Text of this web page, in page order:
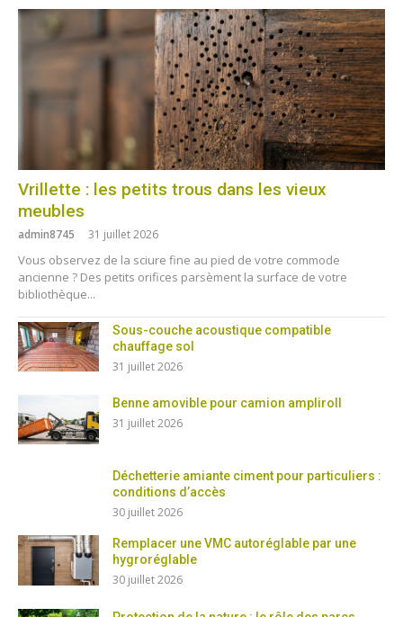
Vrillette : les petits trous dans les vieux
meubles
admin8745 31 juillet 2026
Vous observez de la sciure fine au pied de votre commode
ancienne ? Des petits orifices parsèment la surface de votre
bibliothèque...
Sous-couche acoustique compatible
chauffage sol
31 juillet 2026
Benne amovible pour camion ampliroll
31 juillet 2026
Déchetterie amiante ciment pour particuliers :
conditions d’accès
30 juillet 2026
Remplacer une VMC autoréglable par une
hygroréglable
30 juillet 2026